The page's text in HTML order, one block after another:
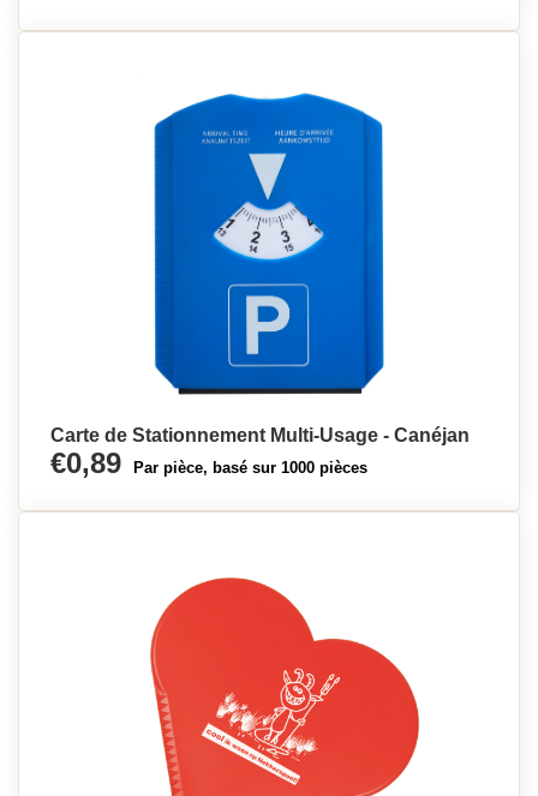
Carte de Stationnement Multi-Usage - Canéjan
€0,89 Par pièce, basé sur 1000 pièces